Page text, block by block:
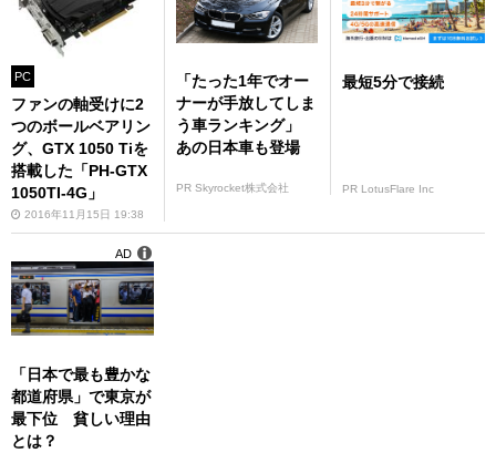
PC
ファンの軸受けに2
つのボールベアリン
グ、GTX 1050 Tiを
搭載した「PH-GTX
1050TI-4G」
2016年11月15日 19:38
「たった1年でオー
ナーが手放してしま
う車ランキング」
あの日本車も登場
PR Skyrocket株式会社
最短5分で接続
PR LotusFlare Inc
「日本で最も豊かな
都道府県」で東京が
最下位 貧しい理由
とは？
AD